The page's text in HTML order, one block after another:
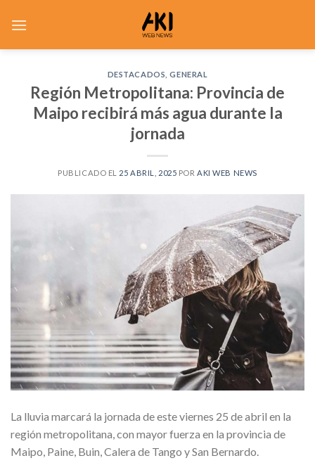
DESTACADOS ,GENERAL
Región Metropolitana: Provincia de
Maipo recibirá más agua durante la
jornada
PUBLICADO EL 25 ABRIL, 2025 POR AKI WEB NEWS
La lluvia marcará la jornada de este viernes 25 de abril en la
región metropolitana, con mayor fuerza en la provincia de
Maipo, Paine, Buin, Calera de Tango y San Bernardo.